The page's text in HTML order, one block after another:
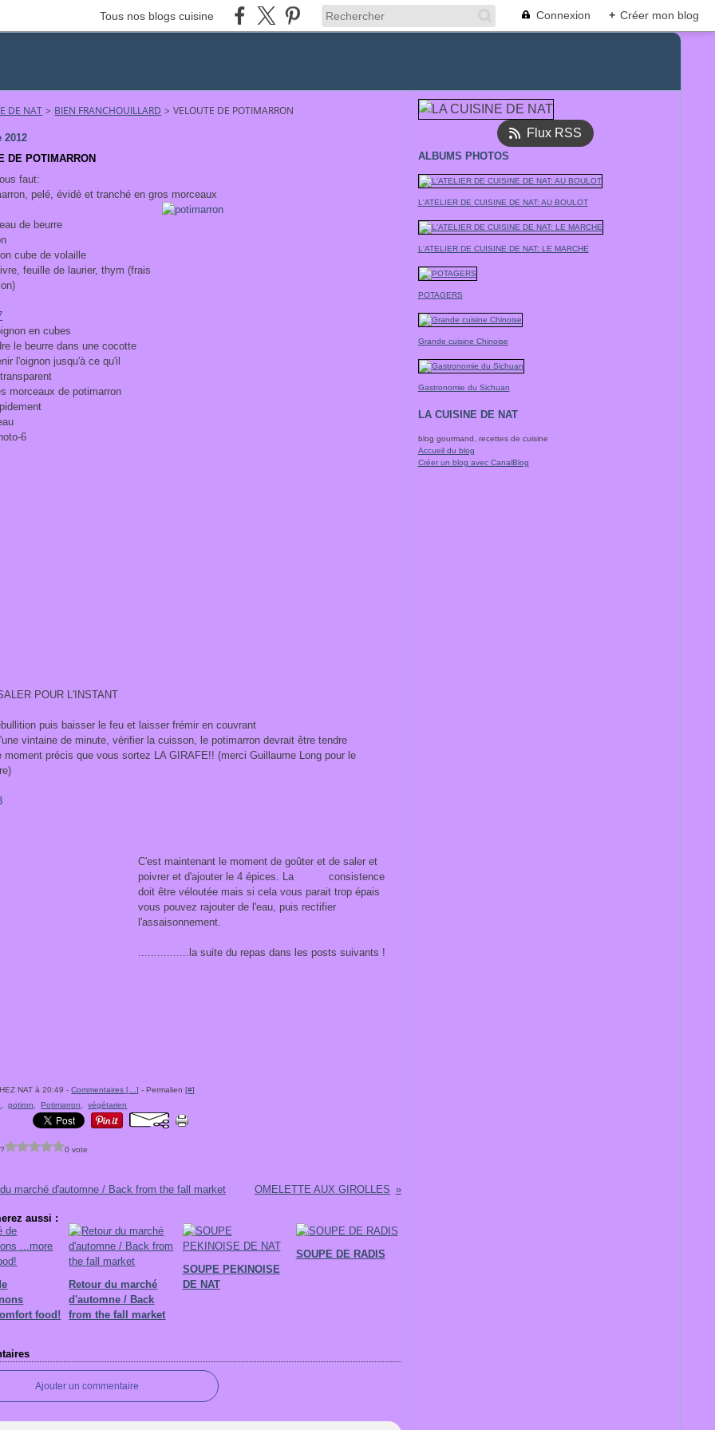
Tous nos blogs cuisine Connexion + Créer mon blog
DE NAT > BIEN FRANCHOUILLARD > VELOUTE DE POTIMARRON
2012
DE POTIMARRON
faut:
pelé, évidé et tranché en gros morceaux
de beurre
cube de volaille
feuille de laurier, thym (frais
en cubes
le beurre dans une cocotte
l'oignon jusqu'à ce qu'il
morceaux de potimarron
POUR L'INSTANT
puis baisser le feu et laisser frémir en couvrant
vintaine de minute, vérifier la cuisson, le potimarron devrait être tendre
moment précis que vous sortez LA GIRAFE!! (merci Guillaume Long pour le
C'est maintenant le moment de goûter et de saler et
poivrer et d'ajouter le 4 épices. La consistence
doit être véloutée mais si cela vous parait trop épais
vous pouvez rajouter de l'eau, puis rectifier
l'assaisonnement.
................la suite du repas dans les posts suivants !
NAT à 20:49 -Commentaires [ …] - Permalien [#]
,potiron ,Potimarron ,végétarien
0 vote
marché d'automne / Back from the fall market OMELETTE AUX GIROLLES
aussi :
food!
Retour du marché
d'automne / Back
from the fall market
SOUPE PEKINOISE
DE NAT
SOUPE DE RADIS
Ajouter un commentaire
Flux RSS
ALBUMS PHOTOS
L'ATELIER DE CUISINE DE NAT: AU BOULOT
L'ATELIER DE CUISINE DE NAT: LE MARCHE
POTAGERS
Grande cuisine Chinoise
Gastronomie du Sichuan
LA CUISINE DE NAT
blog gourmand, recettes de cuisine
Accueil du blog
Créer un blog avec CanalBlog